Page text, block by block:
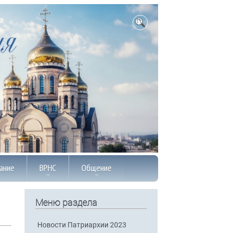
ВРНС Общение
Меню раздела
Новости Патриархии 2023